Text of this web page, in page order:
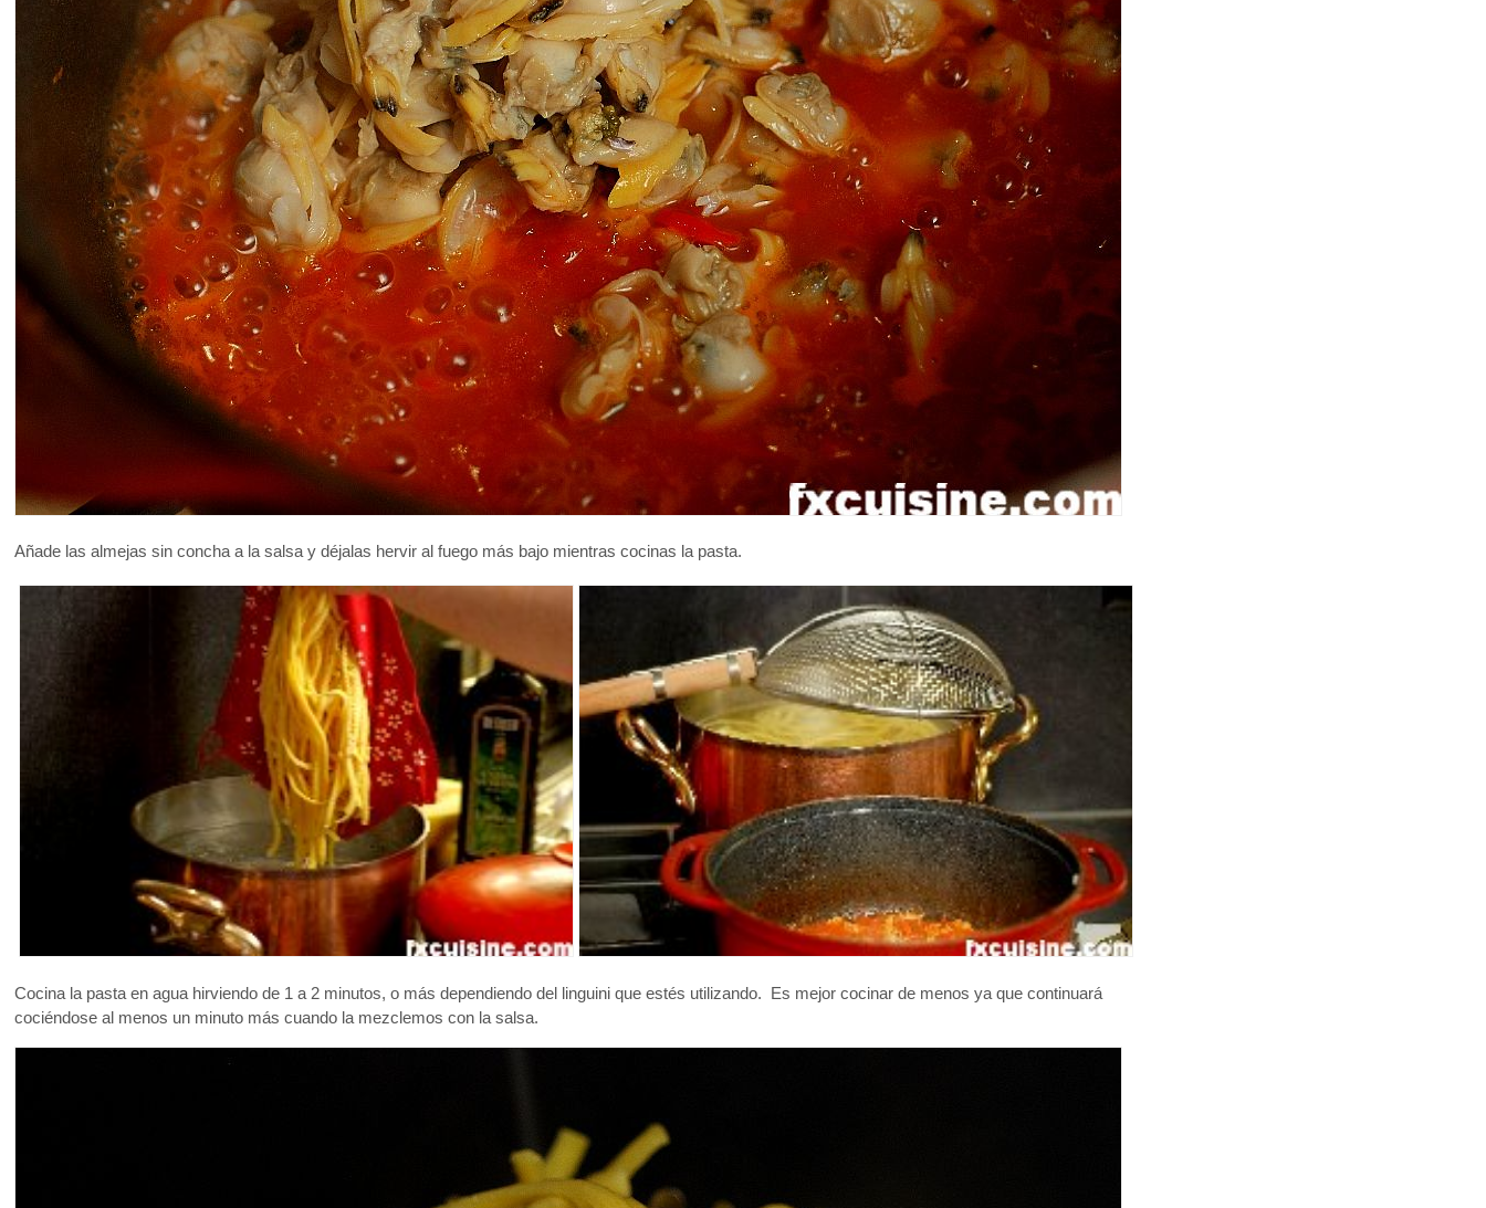
Añade las almejas sin concha a la salsa y déjalas hervir al fuego más bajo mientras cocinas la pasta.
Cocina la pasta en agua hirviendo de 1 a 2 minutos, o más dependiendo del linguini que estés utilizando. Es mejor cocinar de menos ya que continuará
cociéndose al menos un minuto más cuando la mezclemos con la salsa.